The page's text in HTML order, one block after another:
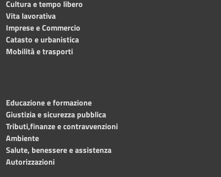
Cultura e tempo libero
Vita lavorativa
Imprese e Commercio
Catasto e urbanistica
Mobilità e trasporti
Educazione e formazione
Giustizia e sicurezza pubblica
Tributi,finanze e contravvenzioni
Ambiente
Salute, benessere e assistenza
Autorizzazioni